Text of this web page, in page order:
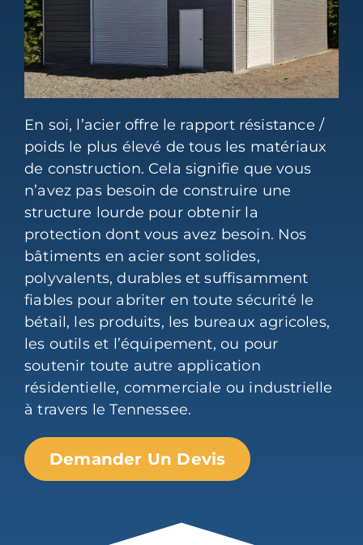
En soi, l’acier offre le rapport résistance /
poids le plus élevé de tous les matériaux
de construction. Cela signifie que vous
n’avez pas besoin de construire une
structure lourde pour obtenir la
protection dont vous avez besoin. Nos
bâtiments en acier sont solides,
polyvalents, durables et suffisamment
fiables pour abriter en toute sécurité le
bétail, les produits, les bureaux agricoles,
les outils et l’équipement, ou pour
soutenir toute autre application
résidentielle, commerciale ou industrielle
à travers le Tennessee.
Demander Un Devis